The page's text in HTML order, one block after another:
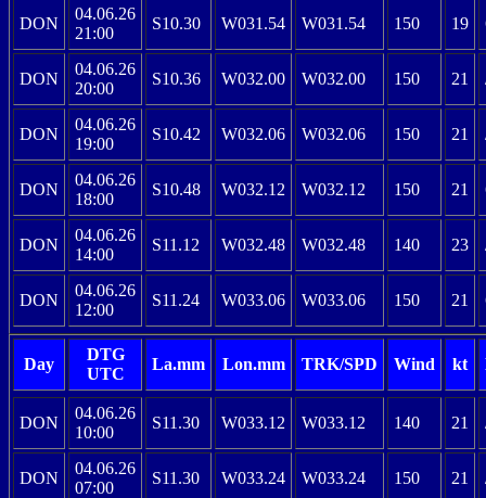
DON
04.06.26
21:00
S10.30 W031.54 W031.54 150 19
DON
04.06.26
20:00
S10.36 W032.00 W032.00 150 21
DON
04.06.26
19:00
S10.42 W032.06 W032.06 150 21
DON
04.06.26
18:00
S10.48 W032.12 W032.12 150 21
DON
04.06.26
14:00
S11.12 W032.48 W032.48 140 23
DON
04.06.26
12:00
S11.24 W033.06 W033.06 150 21
Day
DTG
UTC
La.mm Lon.mm TRK/SPD Wind kt
DON
04.06.26
10:00
S11.30 W033.12 W033.12 140 21
DON
04.06.26
07:00
S11.30 W033.24 W033.24 150 21